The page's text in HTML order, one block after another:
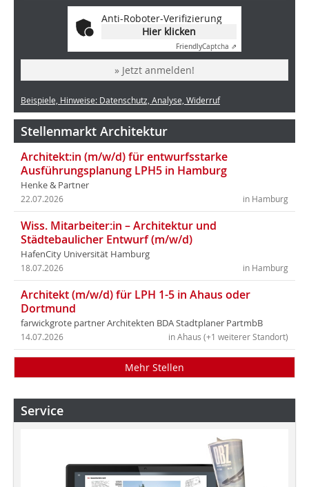
Anti-Roboter-Verifizierung
Hier klicken
FriendlyCaptcha ⇗
» Jetzt anmelden!
Beispiele, Hinweise: Datenschutz, Analyse, Widerruf
Stellenmarkt Architektur
Architekt:in (m/w/d) für entwurfsstarke
Ausführungsplanung LPH5 in Hamburg
Henke & Partner
in Hamburg
22.07.2026
Wiss. Mitarbeiter:in – Architektur und
Städtebaulicher Entwurf (m/w/d)
HafenCity Universität Hamburg
in Hamburg
18.07.2026
Architekt (m/w/d) für LPH 1-5 in Ahaus oder
Dortmund
farwickgrote partner Architekten BDA Stadtplaner PartmbB
in Ahaus (+1 weiterer Standort)
14.07.2026
Mehr Stellen
Service